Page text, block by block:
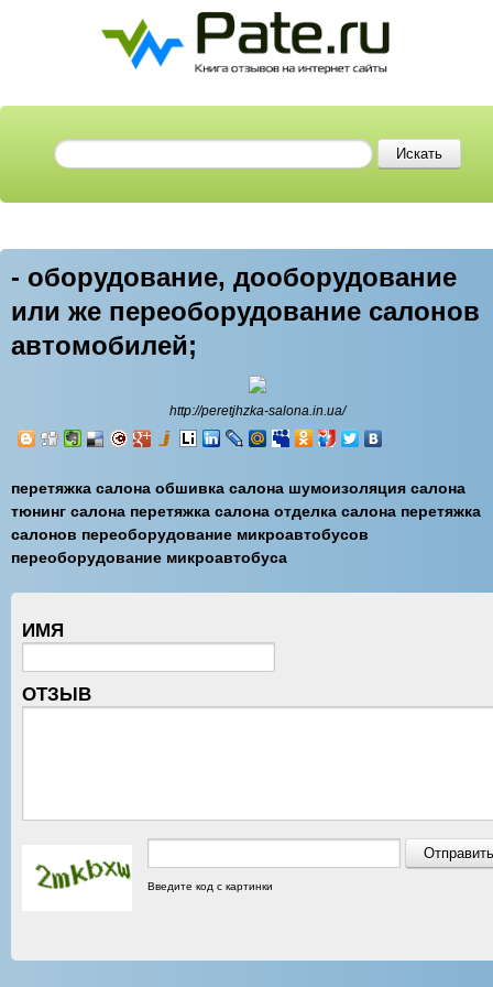
- оборудование, дооборудование
или же переоборудование салонов
автомобилей;
http://peretjhzka-salona.in.ua/
перетяжка салона обшивка салона шумоизоляция салона
тюнинг салона перетяжка салона отделка салона перетяжка
салонов переоборудование микроавтобусов
переоборудование микроавтобуса
ИМЯ
ОТЗЫВ
Введите код с картинки